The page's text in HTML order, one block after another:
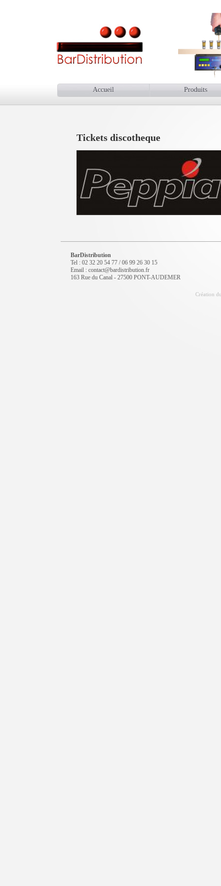
Accueil Produits
Tickets discotheque
BarDistribution
Tel : 02 32 20 54 77 / 06 99 26 30 15
Email : contact@bardistribution.fr
163 Rue du Canal - 27500 PONT-AUDEMER
Création